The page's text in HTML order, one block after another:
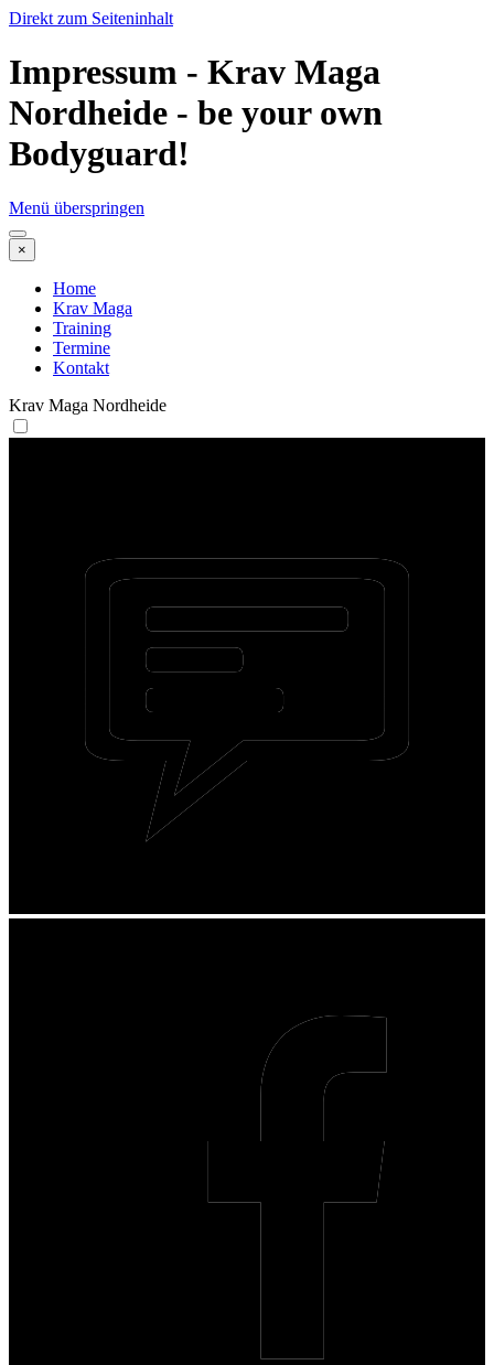
Direkt zum Seiteninhalt
Impressum - Krav Maga
Nordheide - be your own
Bodyguard!
Menü überspringen
×
Home
Krav Maga
Training
Termine
Kontakt
Krav Maga Nordheide